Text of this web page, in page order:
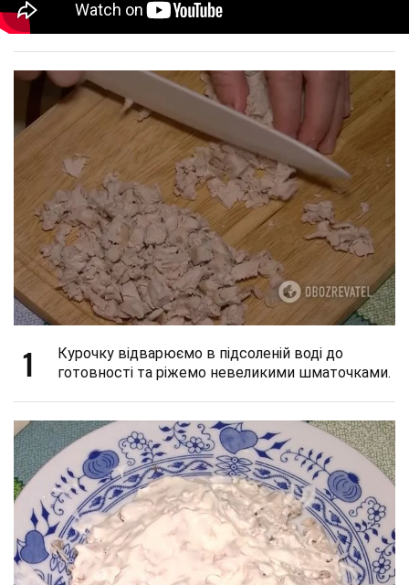
1
Курочку відварюємо в підсоленій воді до
готовності та ріжемо невеликими шматочками.